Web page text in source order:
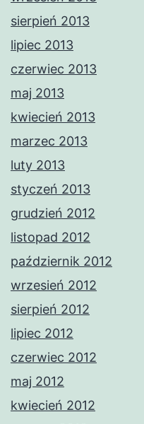
sierpień 2013
lipiec 2013
czerwiec 2013
maj 2013
kwiecień 2013
marzec 2013
luty 2013
styczeń 2013
grudzień 2012
listopad 2012
październik 2012
wrzesień 2012
sierpień 2012
lipiec 2012
czerwiec 2012
maj 2012
kwiecień 2012